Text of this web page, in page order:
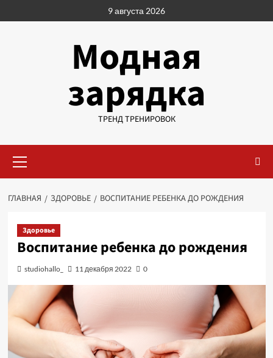
к
9 августа 2026
Модная
зарядка
ТРЕНД ТРЕНИРОВОК
меню
ГЛАВНАЯ ЗДОРОВЬЕ ВОСПИТАНИЕ РЕБЕНКА ДО РОЖДЕНИЯ
Здоровье
Воспитание ребенка до рождения
studiohallo_ 11 декабря 2022 0